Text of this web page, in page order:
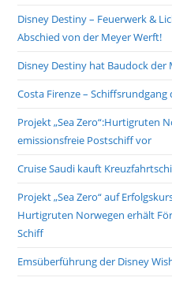
Disney Destiny – Feuerwerk &
Abschied von der Meyer Werft!
Disney Destiny hat Baudock der
Costa Firenze –
Projekt „Sea Zero“:Hurtigruten
emissionsfreie Postschiff vor
Cruise Saudi kauft
Projekt „Sea Zero“ auf
Hurtigruten Norwegen erhält
Schiff
Emsüberführung der Disney